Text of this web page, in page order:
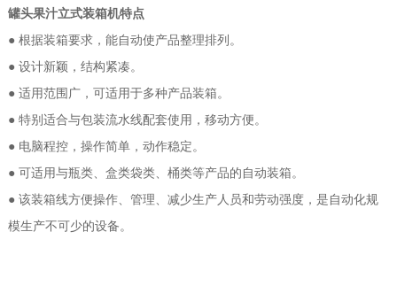
罐头果汁立式装箱机特点
● 根据装箱要求，能自动使产品整理排列。
● 设计新颖，结构紧凑。
● 适用范围广，可适用于多种产品装箱。
● 特别适合与包装流水线配套使用，移动方便。
● 电脑程控，操作简单，动作稳定。
● 可适用与瓶类、盒类袋类、桶类等产品的自动装箱。
● 该装箱线方便操作、管理、减少生产人员和劳动强度，是自动化规
模生产不可少的设备。